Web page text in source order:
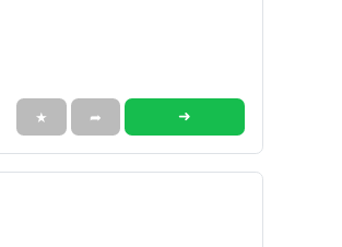
★ ➦ ➜